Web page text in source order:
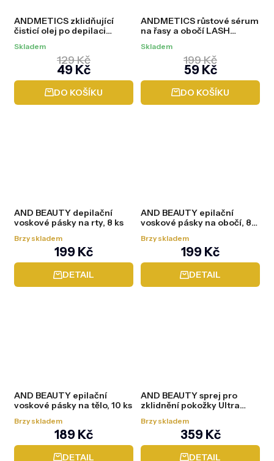
ANDMETICS zklidňující
čisticí olej po depilaci
Skladem
49 Kč
129 Kč
DO KOŠÍKU
ANDMETICS růstové sérum
na řasy a obočí LASH
Skladem
59 Kč
199 Kč
DO KOŠÍKU
AND BEAUTY depilační
voskové pásky na rty, 8 ks
Brzy skladem
199 Kč
DETAIL
AND BEAUTY epilační
voskové pásky na obočí, 8
Brzy skladem
199 Kč
DETAIL
AND BEAUTY epilační
voskové pásky na tělo, 10 ks
Brzy skladem
189 Kč
DETAIL
AND BEAUTY sprej pro
zklidnění pokožky Ultra
Brzy skladem
359 Kč
DETAIL